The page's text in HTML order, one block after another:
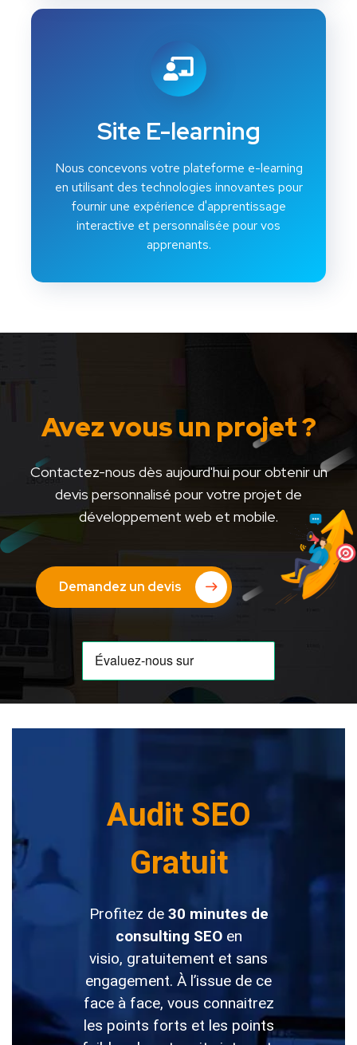
Site E-learning
Nous concevons votre plateforme e-learning
en utilisant des technologies innovantes pour
fournir une expérience d'apprentissage
interactive et personnalisée pour vos
apprenants.
Avez vous un projet ?
Contactez-nous dès aujourd'hui pour obtenir un
devis personnalisé pour votre projet de
développement web et mobile.
Demandez un devis
Audit SEO
Gratuit
Profitez de30 minutes de
consulting SEOen
visio, gratuitement et sans
engagement. À l’issue de ce
face à face, vous connaitrez
les points forts et les points